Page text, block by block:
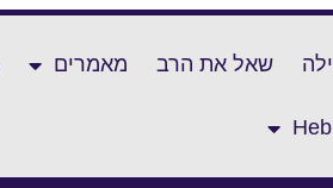
שאל את הרב מאמרים